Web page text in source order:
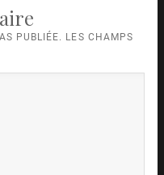
PUBLIÉE. LES CHAMPS